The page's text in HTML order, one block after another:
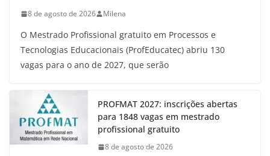
8 de agosto de 2026 Milena
O Mestrado Profissional gratuito em Processos e
Tecnologias Educacionais (ProfEducatec) abriu 130
vagas para o ano de 2027, que serão
PROFMAT 2027: inscrições abertas
para 1848 vagas em mestrado
profissional gratuito
8 de agosto de 2026